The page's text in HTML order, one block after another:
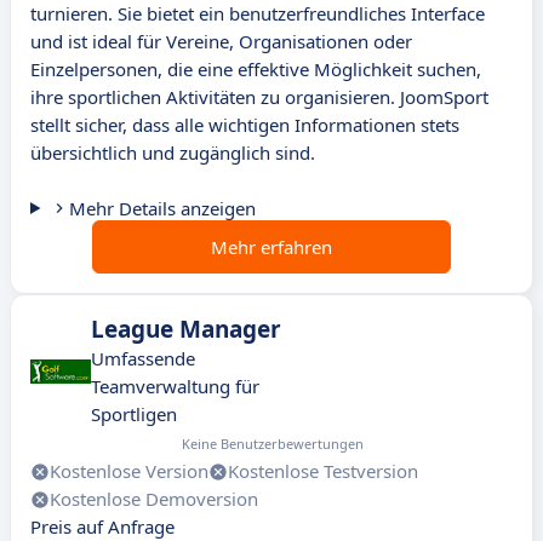
turnieren. Sie bietet ein benutzerfreundliches Interface
und ist ideal für Vereine, Organisationen oder
Einzelpersonen, die eine effektive Möglichkeit suchen,
ihre sportlichen Aktivitäten zu organisieren. JoomSport
stellt sicher, dass alle wichtigen Informationen stets
übersichtlich und zugänglich sind.
Mehr Details anzeigen
Mehr erfahren
League Manager
Umfassende
Teamverwaltung für
Sportligen
Keine Benutzerbewertungen
Kostenlose Version
Kostenlose Testversion
Kostenlose Demoversion
Preis auf Anfrage